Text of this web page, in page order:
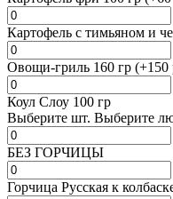
Картофель с тимьяном и
Овощи-гриль 160 гр
Коул Слоу 100 гр
Выберите шт. Выберите
БЕЗ ГОРЧИЦЫ
Горчица Русская к